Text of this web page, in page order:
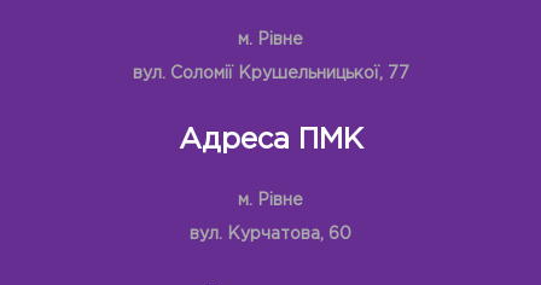
м. Рівне
вул. Соломії Крушельницької, 77
Адреса ПМК
м. Рівне
вул. Курчатова, 60